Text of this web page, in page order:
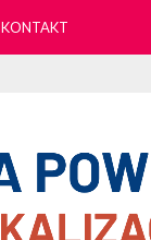
KONTAKT